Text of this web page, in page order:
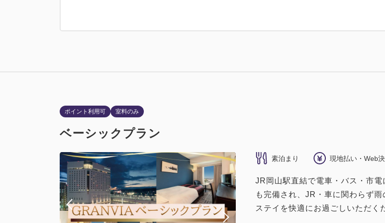
ポイント利用可 室料のみ
ベーシックプラン
素泊まり 現地払い・Web
JR岡山駅直結で電車・バス・市
も完備され、JR・車に関わらず
ステイを快適にお過ごしいただ